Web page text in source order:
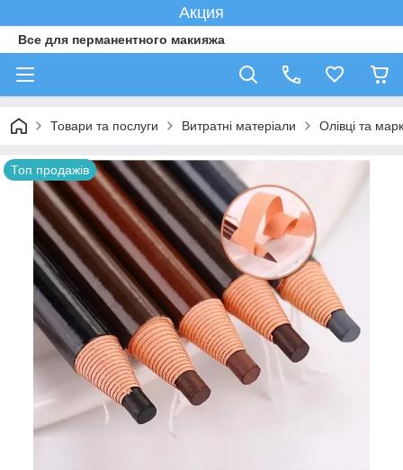
Акция
Все для перманентного макияжа
Товари та послуги Витратні матеріали Олівці та
Топ продажів